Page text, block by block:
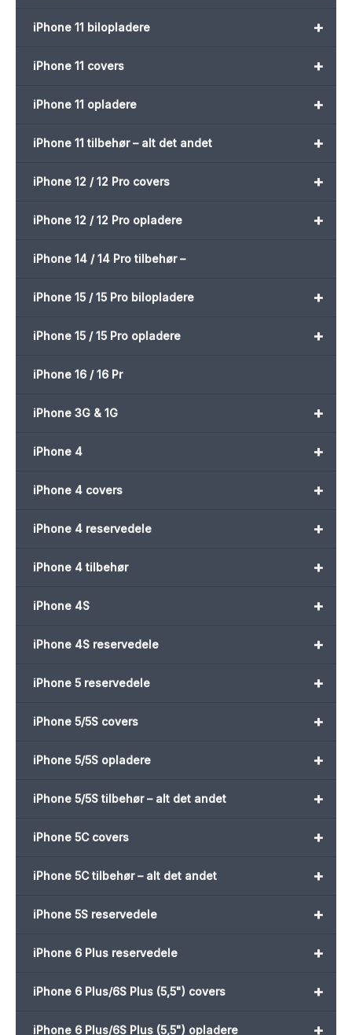
+
iPhone 11 bilopladere
+
iPhone 11 covers
+
iPhone 11 opladere
+
iPhone 11 tilbehør – alt det andet
+
iPhone 12 / 12 Pro covers
+
iPhone 12 / 12 Pro opladere
iPhone 14 / 14 Pro tilbehør –
+
iPhone 15 / 15 Pro bilopladere
+
iPhone 15 / 15 Pro opladere
iPhone 16 / 16 Pr
+
iPhone 3G & 1G
+
iPhone 4
+
iPhone 4 covers
+
iPhone 4 reservedele
+
iPhone 4 tilbehør
+
iPhone 4S
+
iPhone 4S reservedele
+
iPhone 5 reservedele
+
iPhone 5/5S covers
+
iPhone 5/5S opladere
+
iPhone 5/5S tilbehør – alt det andet
+
iPhone 5C covers
+
iPhone 5C tilbehør – alt det andet
+
iPhone 5S reservedele
+
iPhone 6 Plus reservedele
+
iPhone 6 Plus/6S Plus (5,5") covers
+
iPhone 6 Plus/6S Plus (5,5") opladere